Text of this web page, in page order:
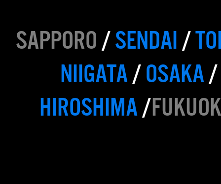
SAPPORO /SENDAI /
NIIGATA/OSAKA
HIROSHIMA/